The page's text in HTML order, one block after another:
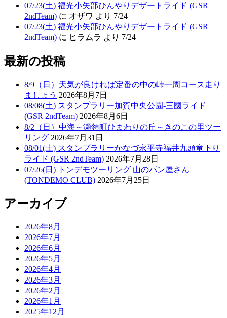
07/23(土) 福光小矢部ひんやりデザートライド (GSR
2ndTeam) に オザワ より 7/24
07/23(土) 福光小矢部ひんやりデザートライド (GSR
2ndTeam) に ヒラムラ より 7/24
最新の投稿
8/9（日）天気が良ければ定番の中の峠一周コース走り
ましょう 2026年8月7日
08/08(土) スタンプラリー加賀中央公園-三國ライド
(GSR 2ndTeam) 2026年8月6日
8/2（日）中海～瀬領町ひまわりの丘～きのこの里ツー
リング 2026年7月31日
08/01(土) スタンプラリーかなづ永平寺福井九頭竜下り
ライド (GSR 2ndTeam) 2026年7月28日
07/26(日) トンデモツーリング 山のパン屋さん
(TONDEMO CLUB) 2026年7月25日
アーカイブ
2026年8月
2026年7月
2026年6月
2026年5月
2026年4月
2026年3月
2026年2月
2026年1月
2025年12月